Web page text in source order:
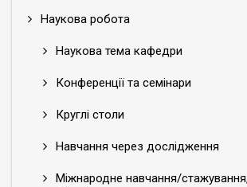
Наукова робота
Наукова тема кафедри
Конференції та семінари
Круглі столи
Навчання через дослідження
Міжнародне навчання/